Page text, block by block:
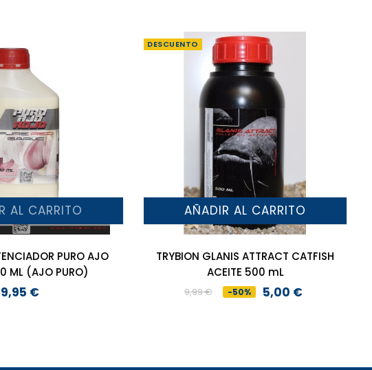
AL CARRITO
PURO AJO
ML (AJO PURO)
Precio
9,95 €
DESCUENTO
AÑADIR AL CARRITO
TRYBION GLANIS ATTRACT CATFISH
ACEITE 500 mL
Precio
9,99 € -50%
Precio5,00 €